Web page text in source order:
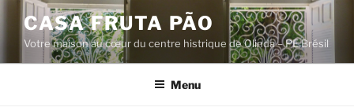
contenu
principal
CASA FRUTA PÃO
Votre maison au cœur du centre histrique de Olinda – PE Brésil
Menu